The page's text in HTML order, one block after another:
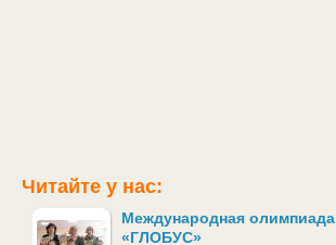
Читайте у нас:
Международная олимпиада
«ГЛОБУС»